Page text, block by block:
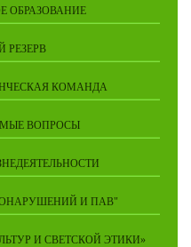
ОБРАЗОВАНИЕ
РЕЗЕРВ
КОМАНДА
ВОПРОСЫ
И ПАВ"
И СВЕТСКОЙ ЭТИКИ»